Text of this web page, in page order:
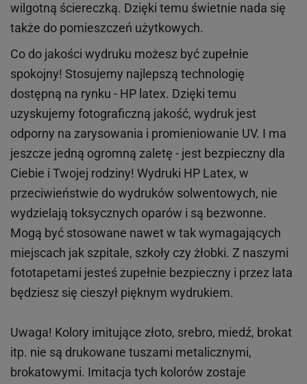
wilgotną ściereczką. Dzięki temu świetnie nada się
także do pomieszczeń użytkowych.
Co do jakości wydruku możesz być zupełnie
spokojny! Stosujemy najlepszą technologię
dostępną na rynku - HP latex. Dzięki temu
uzyskujemy fotograficzną jakość, wydruk jest
odporny na zarysowania i promieniowanie UV. I ma
jeszcze jedną ogromną zaletę - jest bezpieczny dla
Ciebie i Twojej rodziny! Wydruki HP Latex, w
przeciwieństwie do wydruków solwentowych, nie
wydzielają toksycznych oparów i są bezwonne.
Mogą być stosowane nawet w tak wymagających
miejscach jak szpitale, szkoły czy żłobki. Z naszymi
fototapetami jesteś zupełnie bezpieczny i przez lata
będziesz się cieszył pięknym wydrukiem.
Uwaga! Kolory imitujące złoto, srebro, miedź, brokat
itp. nie są drukowane tuszami metalicznymi,
brokatowymi. Imitacja tych kolorów zostaje